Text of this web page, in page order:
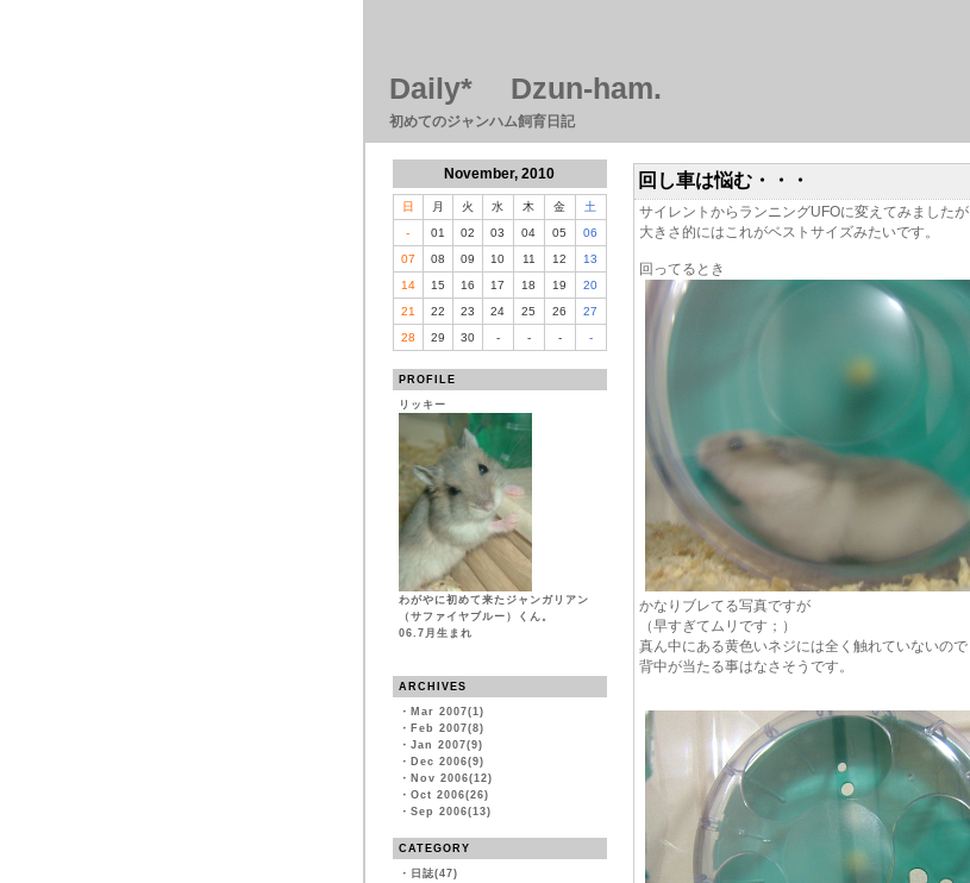
Daily* Dzun-ham.
初めてのジャンハム飼育日記
November, 2010
日 月 火 水 木 金
土
-
01 02 03 04 05
06
07
08 09 10 11 12
13
14
15 16 17 18 19
20
21
22 23 24 25 26
27
28
29 30 - - - -
PROFILE
リッキー
わがやに初めて来たジャンガリアン
（サファイヤブルー）くん。
06.7月生まれ
ARCHIVES
・ Mar 2007(1)
・ Feb 2007(8)
・ Jan 2007(9)
・ Dec 2006(9)
・ Nov 2006(12)
・ Oct 2006(26)
・ Sep 2006(13)
CATEGORY
・ 日誌(47)
回し車は悩む・・・
サイレントからランニングUFOに変えてみましたが
大きさ的にはこれがベストサイズみたいです。
回ってるとき
かなりブレてる写真ですが
（早すぎてムリです；）
真ん中にある黄色いネジには全く触れていないので
背中が当たる事はなさそうです。